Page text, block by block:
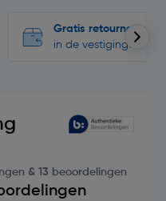
Gratis retourneren
in de vestigingen
& 13 beoordelingen